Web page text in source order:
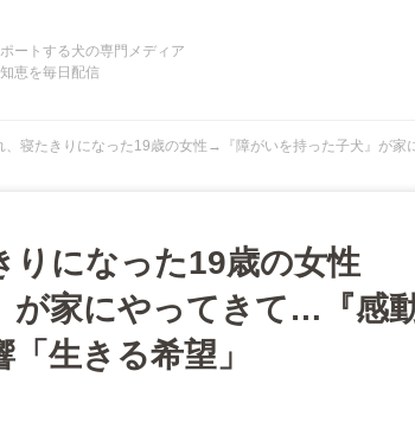
ートする犬の専門メディア
恵を毎日配信
、寝たきりになった19歳の女性→『障がいを持った子犬』が家
りになった19歳の女性
が家にやってきて…『感
生きる希望」